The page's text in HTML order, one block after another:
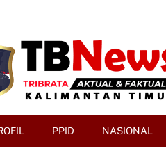
PPID NASIONAL